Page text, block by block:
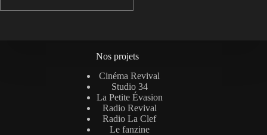
Nos projets
Cinéma Revival
Studio 34
La Petite Évasion
Radio Revival
Radio La Clef
Le fanzine